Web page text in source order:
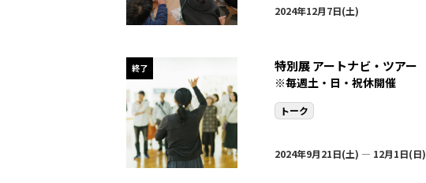
2024年12月7日(土)
終了 特別展 アートナビ・ツアー
※毎週土・日・祝休開催
トーク
2024年9月21日(土) — 12月1日(日)